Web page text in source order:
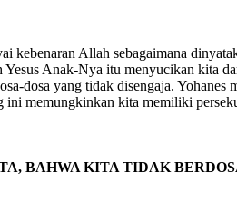
kebenaran Allah sebagaimana
Anak-Nya itu menyucikan kita
dosa yang tidak disengaja.
ini memungkinkan kita memiliki
BAHWA KITA TIDAK